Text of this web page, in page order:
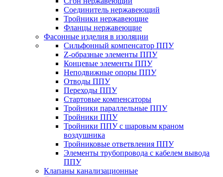
Соединитель нержавеющий
Тройники нержавеющие
Фланцы нержавеющие
Фасонные изделия в изоляции
Cильфонный компенсатор ППУ
Z-образные элементы ППУ
Концевые элементы ППУ
Неподвижные опоры ППУ
Отводы ППУ
Переходы ППУ
Стартовые компенсаторы
Тройники параллельные ППУ
Тройники ППУ
Тройники ППУ с шаровым краном
воздушника
Тройниковые ответвления ППУ
Элементы трубопровода с кабелем вывода
ППУ
Клапаны канализационные